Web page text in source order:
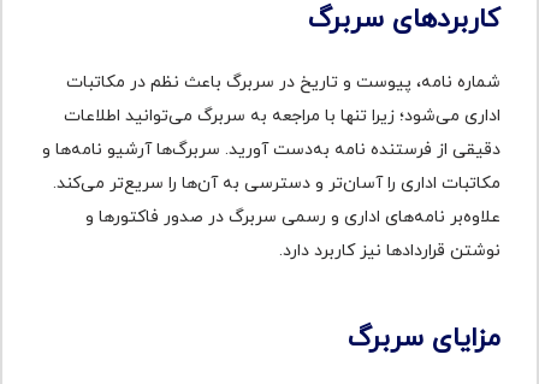
کاربردهای سربرگ
شماره نامه، پیوست و تاریخ در سربرگ باعث نظم در مکاتبات
اداری می‌شود؛ زیرا تنها با مراجعه به سربرگ می‌توانید اطلاعات
دقیقی از فرستنده نامه به‌دست آورید. سربرگ‌ها آرشیو نامه‌ها و
مکاتبات اداری را آسان‌تر و دسترسی به آن‌ها را سریع‌تر می‌کند.
علاوه‌بر نامه‌های اداری و رسمی سربرگ در صدور فاکتورها و
نوشتن قراردادها نیز کاربرد دارد.
مزایای سربرگ